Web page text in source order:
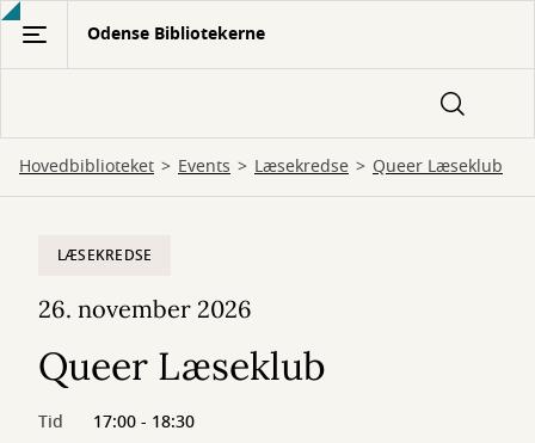
Gå
hovedindhold
Odense Bibliotekerne
Hovedbiblioteket Events Læsekredse Queer Læseklub
LÆSEKREDSE
26. november 2026
Queer Læseklub
Tid
17:00 - 18:30